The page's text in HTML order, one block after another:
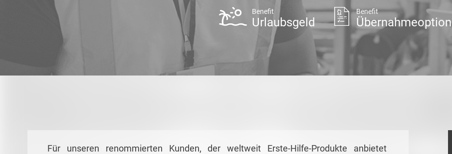
Benefit
Urlaubsgeld
Benefit
Übernahmeoption
Für unseren renommierten Kunden, der weltweit Erste-Hilfe-Produkte anbietet